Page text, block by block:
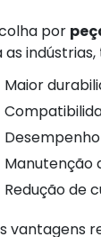
por
as
Maior
Redução de
vantagens